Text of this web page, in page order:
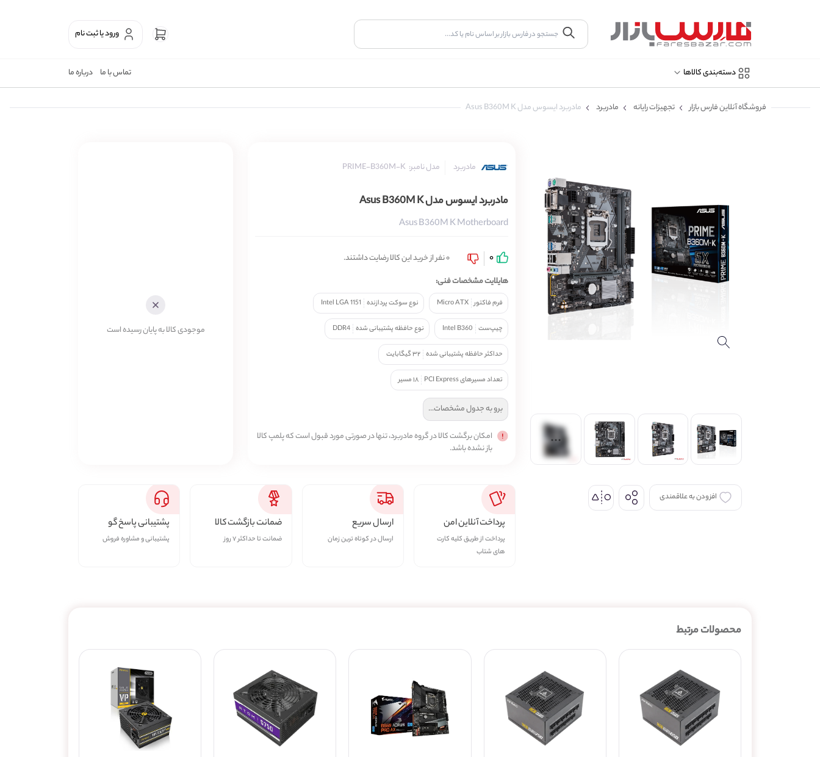
ورود یا ثبت نام
دسته‌بندی کالاها تماس با ما درباره ما
فروشگاه آنلاین فارس بازار تجهیزات رایانه مادربرد مادربرد ایسوس مدل Asus B360M K
مادربرد مدل نامبر: PRIME-B360M-K
مادربرد ایسوس مدل Asus B360M K
Asus B360M K Motherboard
0
0 نفر از خرید این کالا رضایت داشتند.
هایلایت مشخصات فنی:
فرم فاکتور Micro ATX نوع سوکت پردازنده Intel LGA 1151
چیپ‌ست Intel B360 نوع حافظه پشتیبانی شده DDR4
حداکثر حافظه پشتیبانی شده ۳۲ گیگابایت
تعداد مسیرهای PCI Express ۱۸ مسیر
برو به جدول مشخصات...
امکان برگشت کالا در گروه مادربرد، تنها در صورتی مورد قبول است که پلمپ کالا
باز نشده باشد.
موجودی کالا به پایان رسیده است
افزودن به علاقمندی اشتراک گذاری
پرداخت آنلاین امن
پرداخت از طریق کلیه کارت
های شتاب
ارسال سریع
ارسال در کوتاه ترین زمان
ضمانت بازگشت کالا
ضمانت تا حداکثر ۷ روز
پشتیبانی پاسخ گو
پشتیبانی و مشاوره فروش
محصولات مرتبط